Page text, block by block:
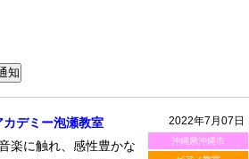
2022年7月07日
沖縄県沖縄市
デミー泡瀬教室
楽に触れ、感性豊かな